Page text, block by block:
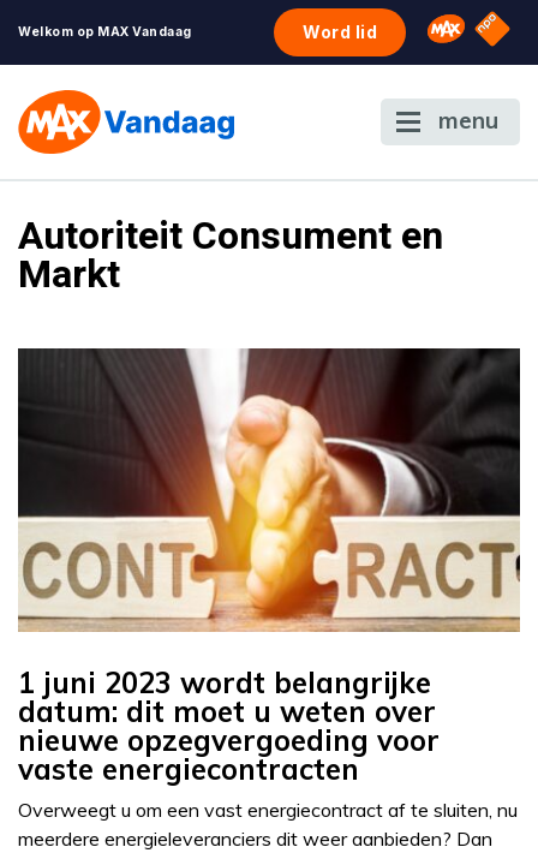
Welkom op MAX Vandaag Word lid Omroep
NPO
menu
Autoriteit Consument en
Markt
1 juni 2023 wordt belangrijke
datum: dit moet u weten over
nieuwe opzegvergoeding voor
vaste energiecontracten
Overweegt u om een vast energiecontract af te sluiten, nu
meerdere energieleveranciers dit weer aanbieden? Dan